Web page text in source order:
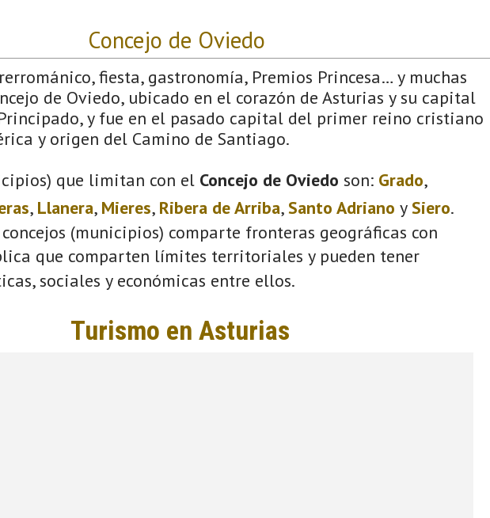
Concejo de Oviedo
fiesta, gastronomía, Premios Princesa… y muchas
de Oviedo, ubicado en el corazón de Asturias y su capital
y fue en el pasado capital del primer reino cristiano
y origen del Camino de Santiago.
que limitan con el Concejo de Oviedo son: Grado,
, Llanera, Mieres, Ribera de Arriba,Santo Adriano ySiero.
(municipios) comparte fronteras geográficas con
que comparten límites territoriales y pueden tener
sociales y económicas entre ellos.